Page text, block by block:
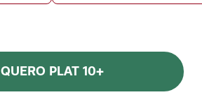
QUERO PLAT 10+